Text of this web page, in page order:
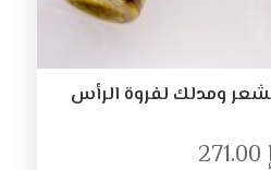
ومدلك لفروة الرأس